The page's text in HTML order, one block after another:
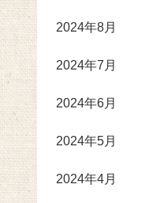
2024年8月
2024年7月
2024年6月
2024年5月
2024年4月